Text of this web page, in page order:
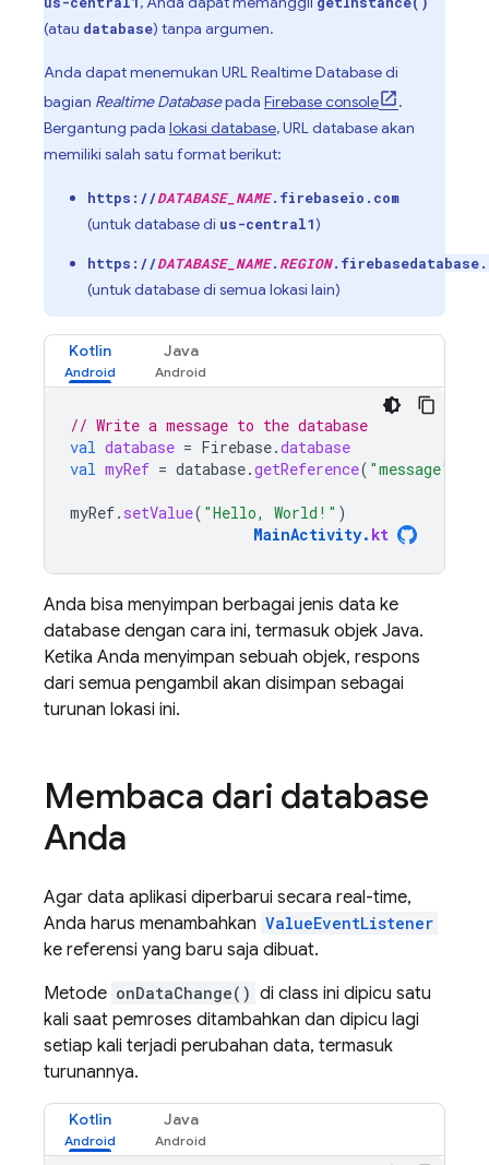
(atau database) tanpa argumen.
Anda dapat menemukan URLRealtime Databasedi
bagian Realtime Databasepada Firebaseconsole
.
Bergantung pada lokasi database, URL database akan
memiliki salah satu format berikut:
https://DATABASE_NAME.firebaseio.com
(untuk database di us-central1)
https://DATABASE_NAME. REGION
(untuk database di semua lokasi lain)
Kotlin Java
// Write a message to the database
val database = Firebase.database
val myRef = database.getReference( "message"
myRef. setValue( "Hello, World!" )
MainActivity. kt
Anda bisa menyimpan berbagai jenis data ke
database dengan cara ini, termasuk objek Java.
Ketika Anda menyimpan sebuah objek, respons
dari semua pengambil akan disimpan sebagai
turunan lokasi ini.
Membaca dari database
Anda
Agar data aplikasi diperbarui secara real-time,
Anda harus menambahkan ValueEventListener
ke referensi yang baru saja dibuat.
Metode onDataChange() di class ini dipicu satu
kali saat pemroses ditambahkan dan dipicu lagi
setiap kali terjadi perubahan data, termasuk
turunannya.
Kotlin Java